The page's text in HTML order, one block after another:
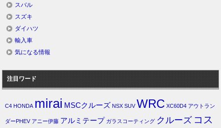
スバル
スズキ
ダイハツ
輸入車
気になる情報
注目ワード
C4 HONDA mirai MSCクルーズ NSX SUV WRC XC60D4 アウトラン
ダーPHEV アニー伊藤 アルミテープ ガラスコーティング クルーズ コス